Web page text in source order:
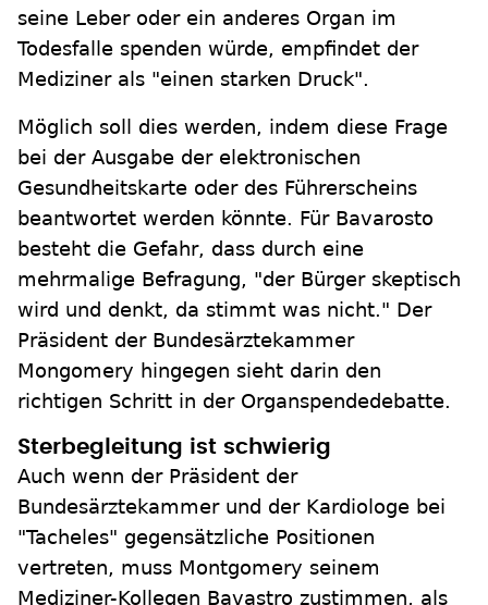
seine Leber oder ein anderes Organ im
Todesfalle spenden würde, empfindet der
Mediziner als "einen starken Druck".
Möglich soll dies werden, indem diese Frage
bei der Ausgabe der elektronischen
Gesundheitskarte oder des Führerscheins
beantwortet werden könnte. Für Bavarosto
besteht die Gefahr, dass durch eine
mehrmalige Befragung, "der Bürger skeptisch
wird und denkt, da stimmt was nicht." Der
Präsident der Bundesärztekammer
Mongomery hingegen sieht darin den
richtigen Schritt in der Organspendedebatte.
Sterbegleitung ist schwierig
Auch wenn der Präsident der
Bundesärztekammer und der Kardiologe bei
"Tacheles" gegensätzliche Positionen
vertreten, muss Montgomery seinem
Mediziner-Kollegen Bavastro zustimmen, als